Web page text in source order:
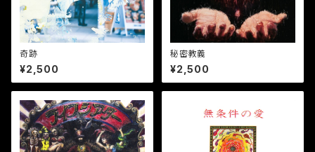
奇跡
¥2,500
秘密教義
¥2,500